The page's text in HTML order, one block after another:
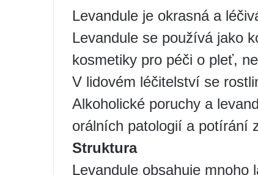
Levandule je okrasná a
Levandule se používá jako
kosmetiky pro péči o pleť,
V lidovém léčitelství se
Alkoholické poruchy a
orálních patologií a potírání
Struktura
Levandule obsahuje mnoho